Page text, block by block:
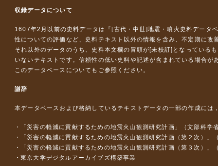
収録データについて
1607年2月以前の史料データは『 [古代・中世]地震・噴火史料データ
性についての評価など、史料テキスト以外の情報を含み、不定期に改
それ以外のデータのうち、史料本文欄の冒頭が[未校訂]となっている
いないテキストです。信頼性の低い史料や記述が含まれている場合が
このデータベースについて もご参照ください。
謝辞
本データベースおよび格納しているテキストデータの一部の作成には
「災害の軽減に貢献するための地震火山観測研究計画」（文部科学
「災害の軽減に貢献するための地震火山観測研究計画（第２次）」
「災害の軽減に貢献するための地震火山観測研究計画（第３次）」
東京大学デジタルアーカイブズ構築事業